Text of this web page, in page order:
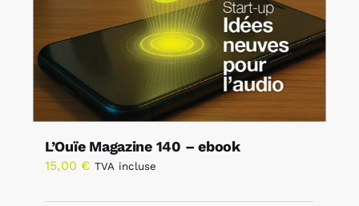
L’Ouïe Magazine 140 – ebook
15,00 € TVA incluse